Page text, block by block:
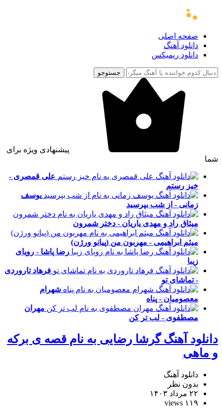
صفحه اصلی
دانلود آهنگ
دانلود ریمیکس
جستوجو
پیشنهادی ویژه برای
شما
علی قمصری -
خیز رستم
یوسف
زمانی - از شب بپرسید
میثاق راد و مهدی یاریان - دختر شمرون
میثم ابراهیمی - مهربون من (پیانو ورژن)
رضا پاشا - رویای
زیبا
فرهاد تاروردی
- تماشای تو
شهرام
معصومیان - پناه
مهران
مصطفوی - لب تر کن
دانلود آهنگ گرشا رضایی به نام قصه ی برکه
و ماهی
دانلود آهنگ
بدون نظر
۲۲ مرداد ۱۴۰۳
۱۱۹ views